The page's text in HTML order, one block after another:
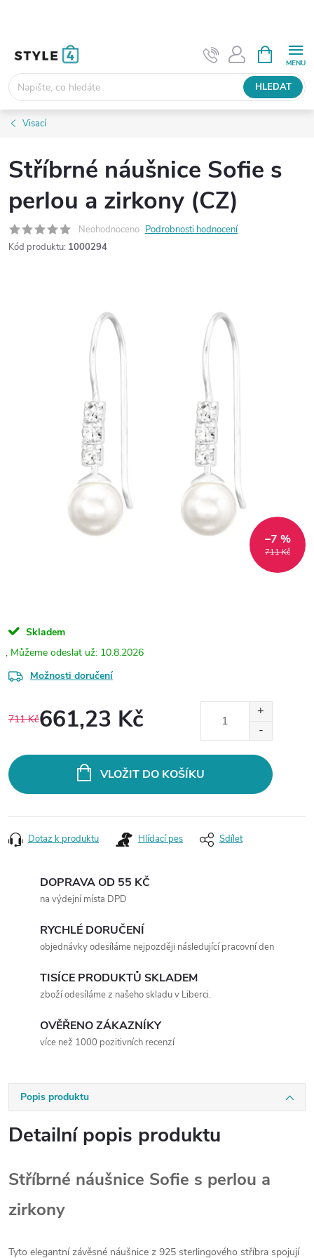
HLEDAT
NÁKUPNÍ
KOŠÍK
Visací
Stříbrné náušnice Sofie s
perlou a zirkony (CZ)
Neohodnoceno Podrobnosti hodnocení
Kód produktu: 1000294
711 Kč
–7 %
Skladem
10.8.2026
Možnosti doručení
711 Kč661,23 Kč
VLOŽIT DO KOŠÍKU
Dotaz k produktu Hlídací pes Sdílet
DOPRAVA OD 55 KČ
na výdejní místa DPD
RYCHLÉ DORUČENÍ
objednávky odesíláme nejpozději následující pracovní den
TISÍCE PRODUKTŮ SKLADEM
zboží odesíláme z našeho skladu v Liberci.
OVĚŘENO ZÁKAZNÍKY
více než 1000 pozitivních recenzí
Popis produktu
Detailní popis produktu
Stříbrné náušnice Sofie s perlou a
zirkony
Tyto elegantní závěsné náušnice z 925 sterlingového stříbra spojují